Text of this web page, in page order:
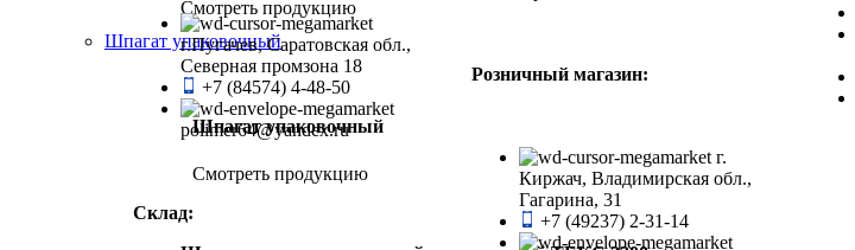
Смотреть продукцию
Шпагат упаковочный
Шпагат упаковочный
Смотреть продукцию
г.Пугачев, Саратовская обл.,
Северная промзона 18
+7 (84574) 4-48-50
polimer64@yandex.ru
Склад:
Розничный магазин:
г.
Киржач, Владимирская обл.,
Гагарина, 31
+7 (49237) 2-31-14